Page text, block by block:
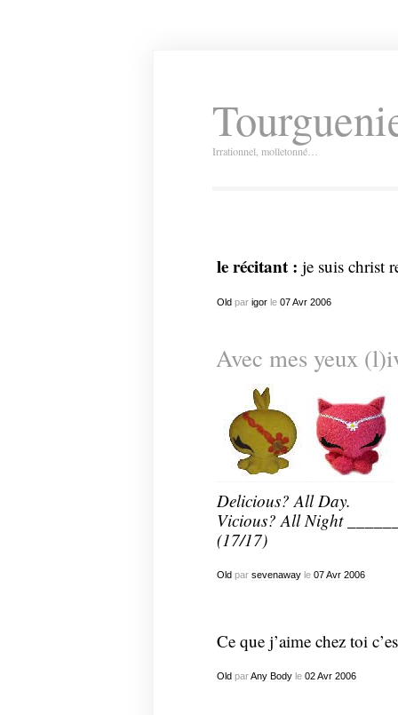
Irrationnel, molletonné…
le récitant : je suis christ
Oldpar igorle 07 Avr 2006
Avec mes yeux
Delicious? All Day.
Vicious? All Night
(17/17)
Oldpar sevenawayle 07 Avr 2006
Ce que j’aime chez toi
OldparAny Bodyle 02 Avr 2006